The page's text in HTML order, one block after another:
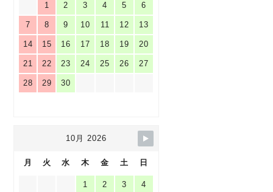
1 2 3 4 5 6
7 8 9 10 11 12 13
14 15 16 17 18 19 20
21 22 23 24 25 26 27
28 29 30
10月 2026
月 火 水 木 金 土 日
1 2 3 4